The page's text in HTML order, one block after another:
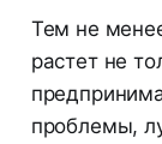
Тем не
растет не
проблемы,